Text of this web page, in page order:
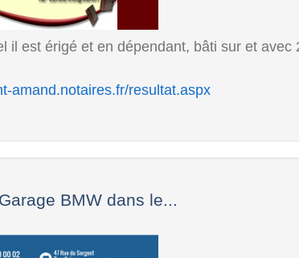
il est érigé et en dépendant, bâti sur et avec
amand.notaires.fr/resultat.aspx
BMW dans le...